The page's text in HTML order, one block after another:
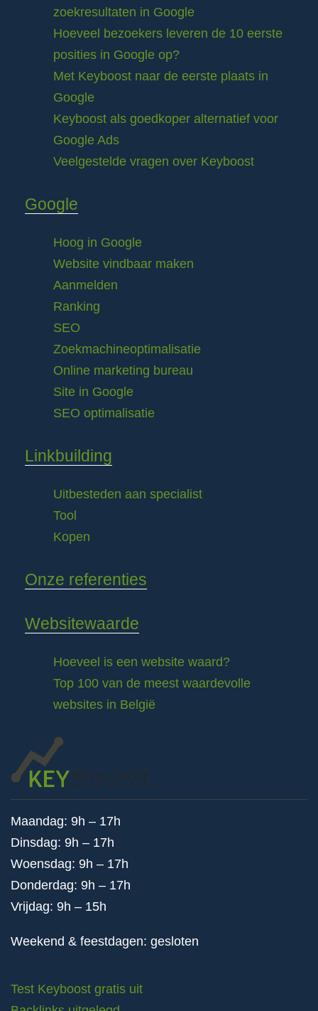
zoekresultaten in Google
Hoeveel bezoekers leveren de 10 eerste
posities in Google op?
Met Keyboost naar de eerste plaats in
Google
Keyboost als goedkoper alternatief voor
Google Ads
Veelgestelde vragen over Keyboost
Google
Hoog in Google
Website vindbaar maken
Aanmelden
Ranking
SEO
Zoekmachineoptimalisatie
Online marketing bureau
Site in Google
SEO optimalisatie
Linkbuilding
Uitbesteden aan specialist
Tool
Kopen
Onze referenties
Websitewaarde
Hoeveel is een website waard?
Top 100 van de meest waardevolle
websites in België
Maandag: 9h – 17h
Dinsdag: 9h – 17h
Woensdag: 9h – 17h
Donderdag: 9h – 17h
Vrijdag: 9h – 15h
Weekend & feestdagen: gesloten
Test Keyboost gratis uit